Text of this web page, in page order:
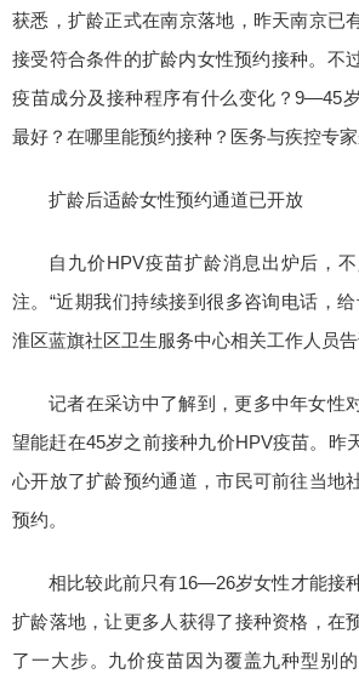
获悉，扩龄正式在南京落地，昨天南京已
接受符合条件的扩龄内女性预约接种。不
疫苗成分及接种程序有什么变化？9—45
最好？在哪里能预约接种？医务与疾控专家
扩龄后适龄女性预约通道已开放
自九价HPV疫苗扩龄消息出炉后，
注。“近期我们持续接到很多咨询电话，
淮区蓝旗社区卫生服务中心相关工作人员告
记者在采访中了解到，更多中年女性
望能赶在45岁之前接种九价HPV疫苗。昨
心开放了扩龄预约通道，市民可前往当地
预约。
相比较此前只有16—26岁女性才能接
扩龄落地，让更多人获得了接种资格，在
了一大步。九价疫苗因为覆盖九种型别